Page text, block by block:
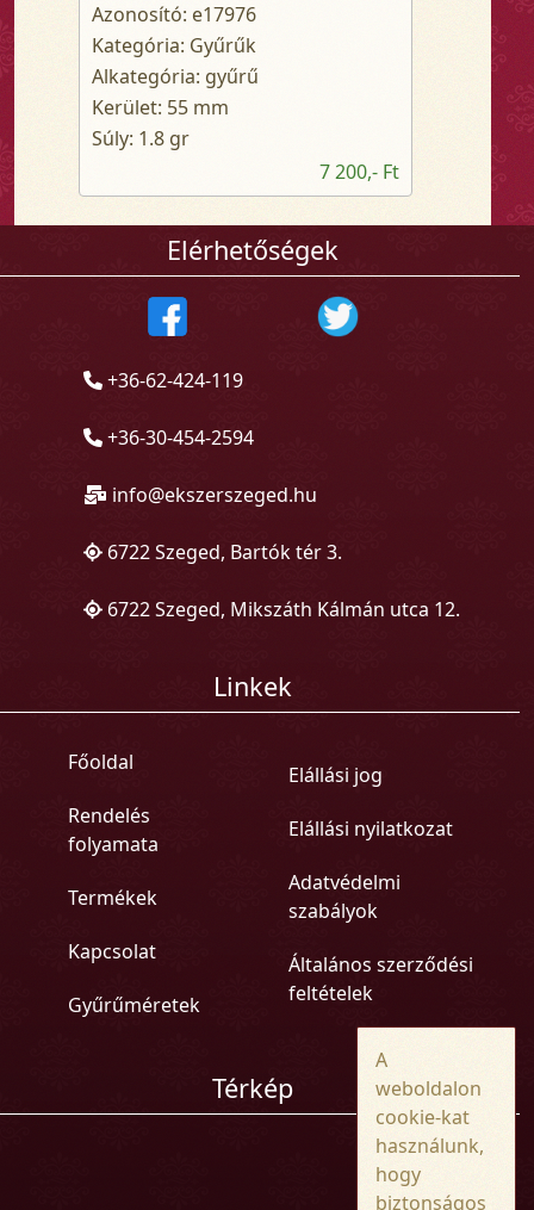
Azonosító: e17976
Kategória: Gyűrűk
Alkategória: gyűrű
Kerület: 55 mm
Súly: 1.8 gr
7 200,- Ft
Elérhetőségek
+36-62-424-119
+36-30-454-2594
info@ekszerszeged.hu
6722 Szeged, Bartók tér 3.
6722 Szeged, Mikszáth Kálmán utca 12.
Linkek
Főoldal
Rendelés
folyamata
Termékek
Kapcsolat
Gyűrűméretek
Elállási jog
Elállási nyilatkozat
Adatvédelmi
szabályok
Általános szerződési
feltételek
Térkép
A
weboldalon
cookie-kat
használunk,
hogy
biztonságos